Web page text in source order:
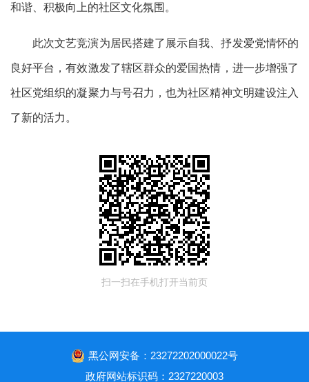
和谐、积极向上的社区文化氛围。
此次文艺竞演为居民搭建了展示自我、抒发爱党情怀的
良好平台，有效激发了辖区群众的爱国热情，进一步增强了
社区党组织的凝聚力与号召力，也为社区精神文明建设注入
了新的活力。
扫一扫在手机打开当前页
黑公网安备：23272202000022号
政府网站标识码：2327220003